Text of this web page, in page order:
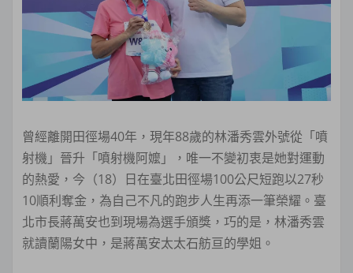
曾經離開田徑場40年，現年88歲的林潘秀雲外號從「噴
射機」晉升「噴射機阿嬤」，唯一不變初衷是她對運動
的熱愛，今（18）日在臺北田徑場100公尺短跑以27秒
10順利奪金，為自己不凡的跑步人生再添一筆榮耀。臺
北市長蔣萬安也到現場為選手頒獎，巧的是，林潘秀雲
就讀蘭陽女中，是蔣萬安太太石舫亘的學姐。